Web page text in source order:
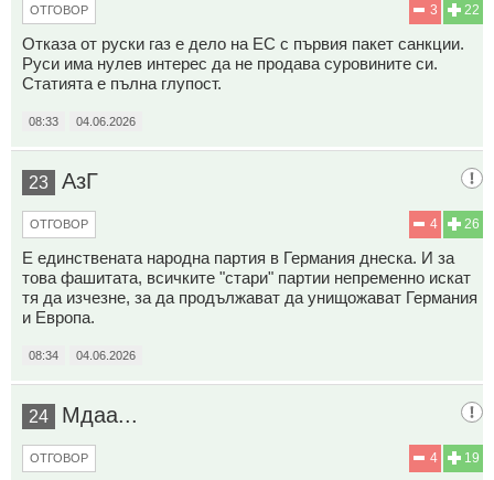
22
3
ОТГОВОР
Отказа от руски газ е дело на ЕС с първия пакет санкции.
Руси има нулев интерес да не продава суровините си.
Статията е пълна глупост.
08:33 04.06.2026
23 АзГ
26
4
ОТГОВОР
Е единствената народна партия в Германия днеска. И за
това фашитата, всичките "стари" партии непременно искат
тя да изчезне, за да продължават да унищожават Германия
и Европа.
08:34 04.06.2026
24 Мдаа...
19
4
ОТГОВОР